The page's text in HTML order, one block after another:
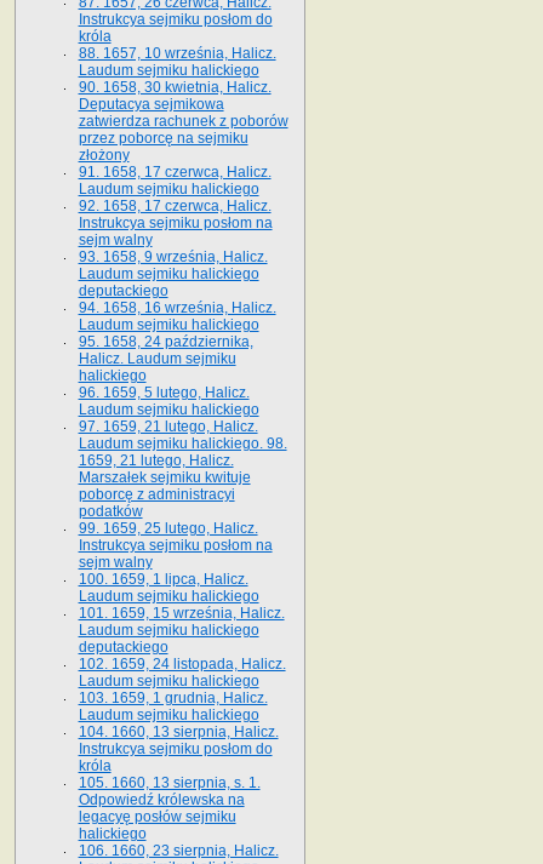
Instrukcya sejmiku posłom do
króla
88. 1657, 10 września, Halicz.
Laudum sejmiku halickiego
90. 1658, 30 kwietnia, Halicz.
Deputacya sejmikowa
zatwierdza rachunek z poborów
przez poborcę na sejmiku
złożony
91. 1658, 17 czerwca, Halicz.
Laudum sejmiku halickiego
92. 1658, 17 czerwca, Halicz.
Instrukcya sejmiku posłom na
sejm walny
93. 1658, 9 września, Halicz.
Laudum sejmiku halickiego
deputackiego
94. 1658, 16 września, Halicz.
Laudum sejmiku halickiego
95. 1658, 24 października,
Halicz. Laudum sejmiku
halickiego
96. 1659, 5 lutego, Halicz.
Laudum sejmiku halickiego
97. 1659, 21 lutego, Halicz.
Laudum sejmiku halickiego. 98.
1659, 21 lutego, Halicz.
Marszałek sejmiku kwituje
poborcę z administracyi
podatków
99. 1659, 25 lutego, Halicz.
Instrukcya sejmiku posłom na
sejm walny
100. 1659, 1 lipca, Halicz.
Laudum sejmiku halickiego
101. 1659, 15 września, Halicz.
Laudum sejmiku halickiego
deputackiego
102. 1659, 24 listopada, Halicz.
Laudum sejmiku halickiego
103. 1659, 1 grudnia, Halicz.
Laudum sejmiku halickiego
104. 1660, 13 sierpnia, Halicz.
Instrukcya sejmiku posłom do
króla
105. 1660, 13 sierpnia, s. 1.
Odpowiedź królewska na
legacyę posłów sejmiku
halickiego
106. 1660, 23 sierpnia, Halicz.